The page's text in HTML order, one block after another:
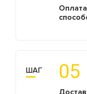
ШАГ 05